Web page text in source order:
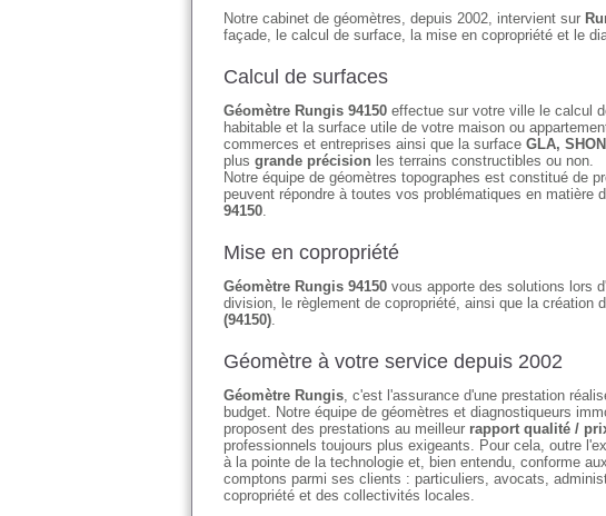
Notre cabinet de géomètres, depuis 2002, intervient sur
façade, le calcul de surface, la mise en copropriété et le
Calcul de surfaces
Géomètre Rungis 94150 effectue sur votre ville le calcul
habitable et la surface utile de votre maison ou
commerces et entreprises ainsi que la surface GLA,
plus grande précision les terrains constructibles ou non.
Notre équipe de géomètres topographes est constitué de
peuvent répondre à toutes vos problématiques en
94150.
Mise en copropriété
Géomètre Rungis 94150 vous apporte des solutions lors
division, le règlement de copropriété, ainsi que la création
(94150).
Géomètre à votre service depuis 2002
Géomètre Rungis, c'est l'assurance d'une prestation
budget. Notre équipe de géomètres et diagnostiqueurs
proposent des prestations au meilleur rapport qualité /
professionnels toujours plus exigeants. Pour cela, outre
à la pointe de la technologie et, bien entendu, conforme
comptons parmi ses clients : particuliers, avocats,
copropriété et des collectivités locales.